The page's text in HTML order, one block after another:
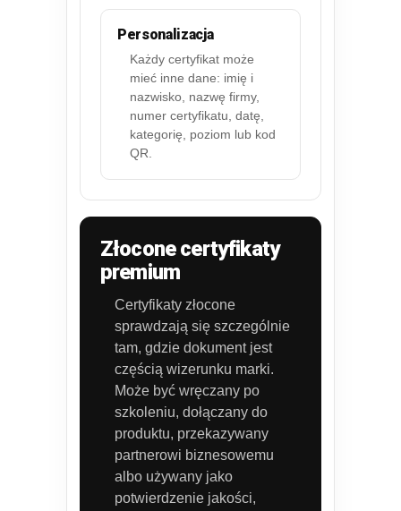
Personalizacja
Każdy certyfikat może
mieć inne dane: imię i
nazwisko, nazwę firmy,
numer certyfikatu, datę,
kategorię, poziom lub kod
QR.
Złocone certyfikaty
premium
Certyfikaty złocone
sprawdzają się szczególnie
tam, gdzie dokument jest
częścią wizerunku marki.
Może być wręczany po
szkoleniu, dołączany do
produktu, przekazywany
partnerowi biznesowemu
albo używany jako
potwierdzenie jakości,